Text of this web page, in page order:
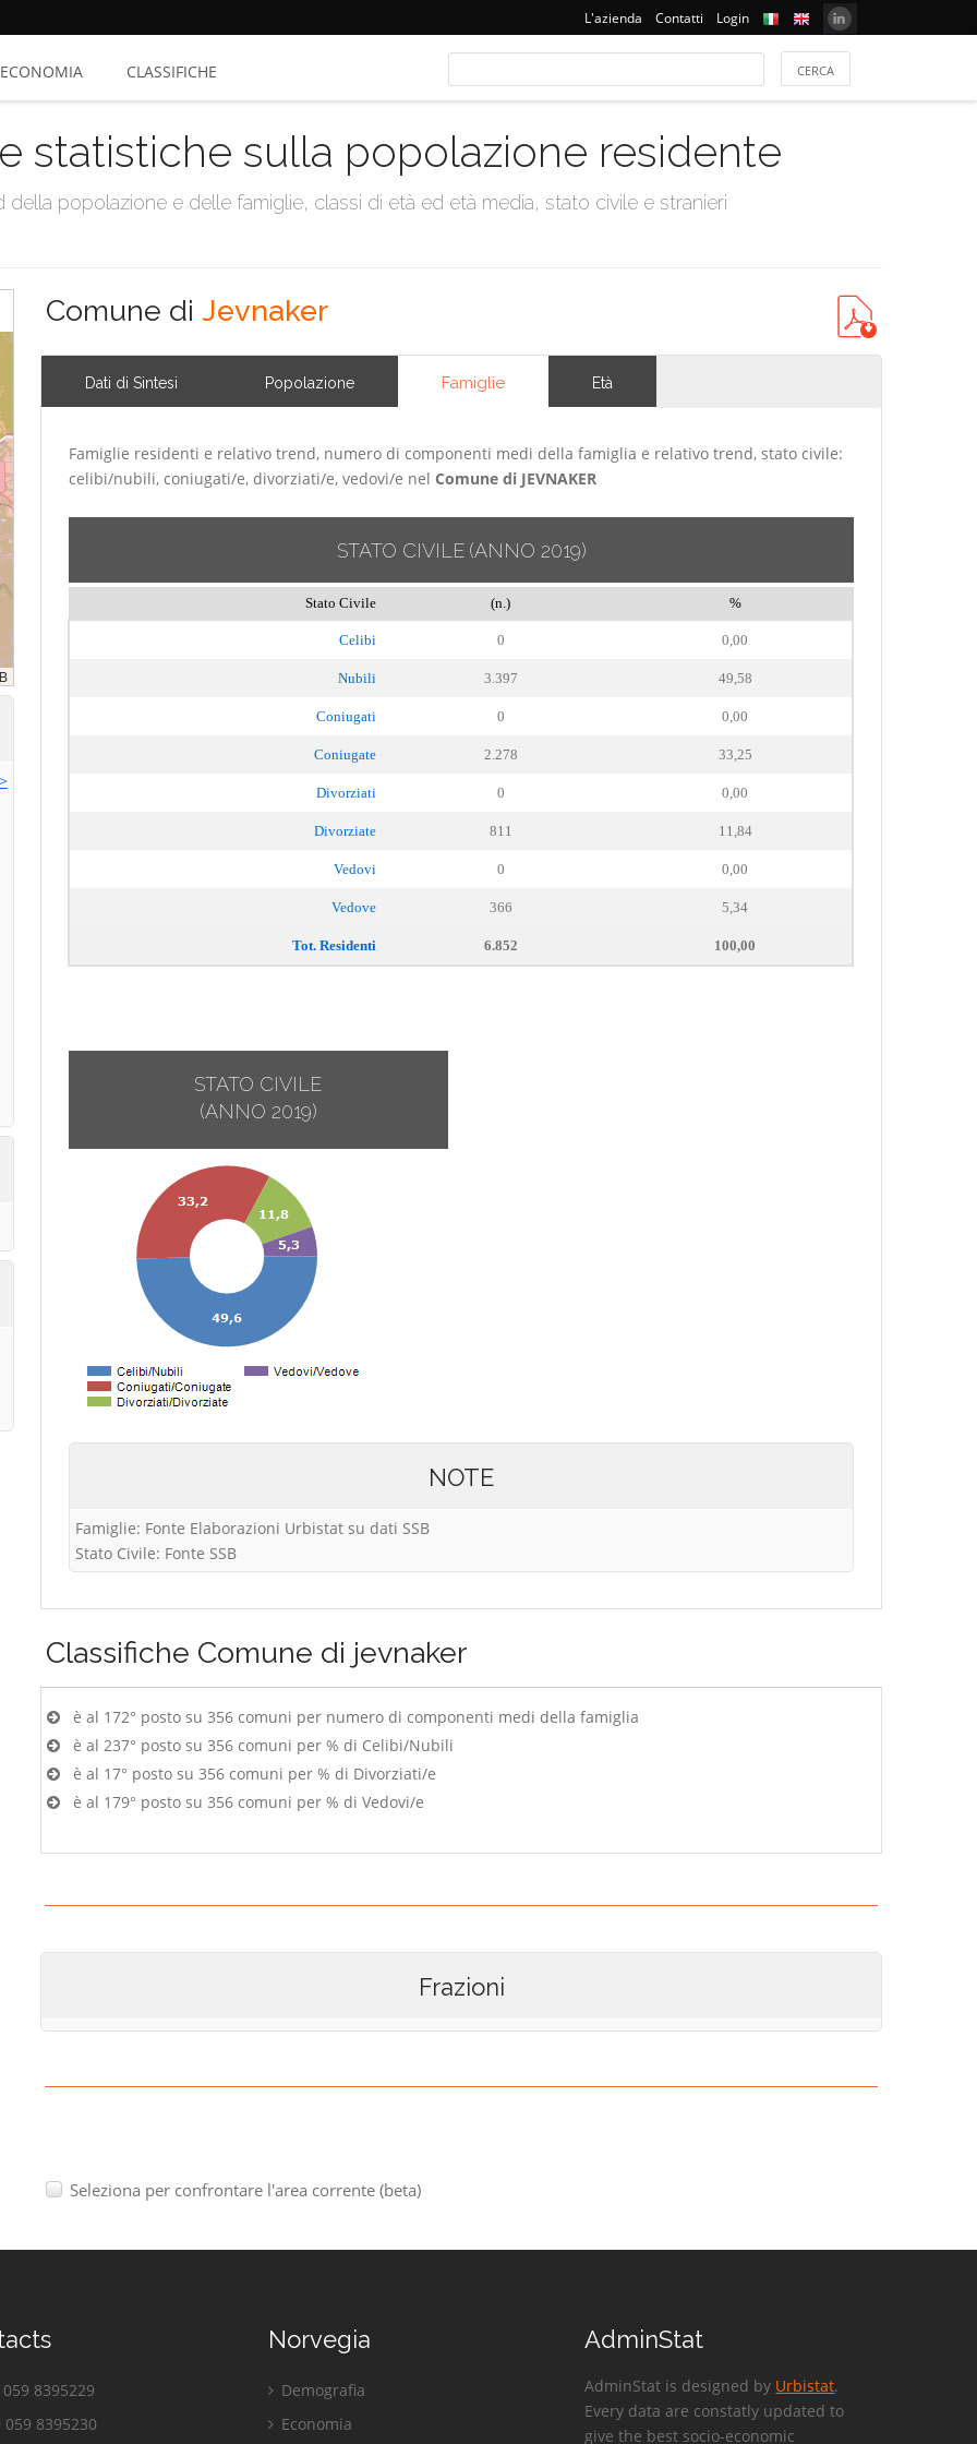
L'azienda Contatti Login
ECONOMIA CLASSIFICHE
statistiche sulla popolazione residente
popolazione e delle famiglie, classi di età ed età media, stato civile e stranieri
Comune di Jevnaker
Dati di Sintesi Popolazione Famiglie Età
Famiglie residenti e relativo trend, numero di componenti medi della famiglia e relativo trend, stato civile:
celibi/nubili, coniugati/e, divorziati/e, vedovi/e nel Comune di JEVNAKER
STATO CIVILE (ANNO 2019)
Stato Civile (n.) %
Celibi 0 0,00
Nubili 3.397 49,58
Coniugati 0 0,00
Coniugate 2.278 33,25
Divorziati 0 0,00
Divorziate 811 11,84
Vedovi 0 0,00
Vedove 366 5,34
Tot. Residenti 6.852 100,00
STATO CIVILE
(ANNO 2019)
NOTE
Famiglie: Fonte Elaborazioni Urbistat su dati SSB
Stato Civile: Fonte SSB
Classifiche Comune di jevnaker
è al 172° posto su 356 comuni per numero di componenti medi della famiglia
è al 237° posto su 356 comuni per % di Celibi/Nubili
è al 17° posto su 356 comuni per % di Divorziati/e
è al 179° posto su 356 comuni per % di Vedovi/e
Frazioni
Seleziona per confrontare l'area corrente (beta)
059 8395229
059 8395230
Norvegia
Demografia
Economia
AdminStat
AdminStat is designed by Urbistat.
Every data are constatly updated to
give the best socio-economic